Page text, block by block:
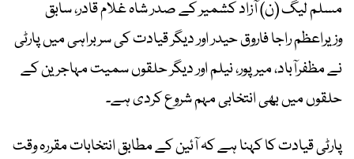
مسلم لیگ (ن) آزاد کشمیر کے صدر شاہ غلام قادر، سابق
وزیراعظم راجا فاروق حیدر اور دیگر قیادت کی سربراہی میں پارٹی
نے مظفرآباد، میرپور، نیلم اور دیگر حلقوں سمیت مہاجرین کے
حلقوں میں بھی انتخابی مہم شروع کردی ہے۔
پارٹی قیادت کا کہنا ہے کہ آئین کے مطابق انتخابات مقررہ وقت